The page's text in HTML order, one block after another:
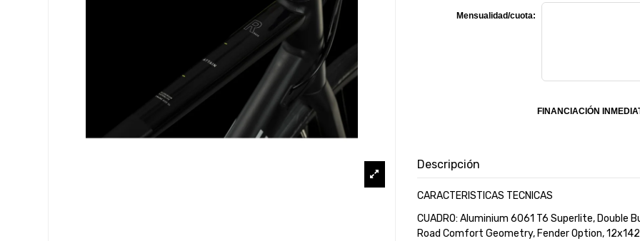
Mensualidad/cuota:
FINANCIACIÓN
Descripción
CARACTERISTICAS TECNICAS
CUADRO: Aluminium 6061 T6 Superlite, Double
Road Comfort Geometry, Fender Option,